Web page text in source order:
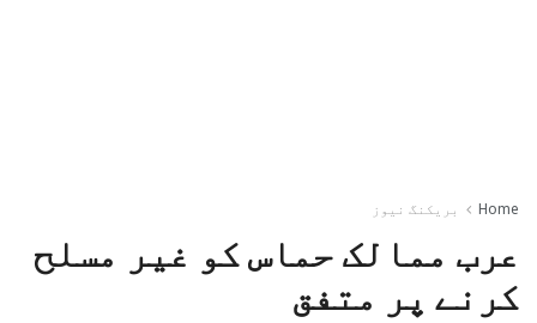
Home بریکنگ نیوز
عرب ممالک حماس کو غیر مسلح
کرنے پر متفق